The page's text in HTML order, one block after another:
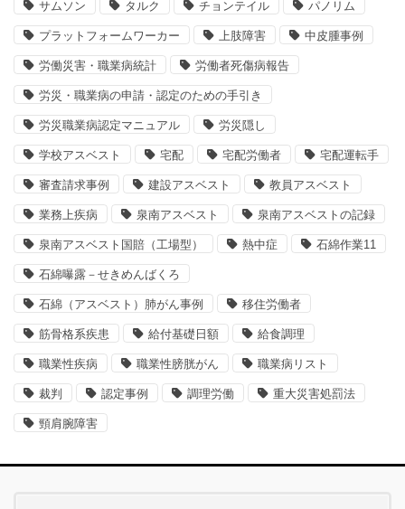
サムソン タルク チョンテイル パノリム
プラットフォームワーカー 上肢障害 中皮腫事例
労働災害・職業病統計 労働者死傷病報告
労災・職業病の申請・認定のための手引き
労災職業病認定マニュアル 労災隠し
学校アスベスト 宅配 宅配労働者 宅配運転手
審査請求事例 建設アスベスト 教員アスベスト
業務上疾病 泉南アスベスト 泉南アスベストの記録
泉南アスベスト国賠（工場型） 熱中症 石綿作業11
石綿曝露－せきめんばくろ
石綿（アスベスト）肺がん事例 移住労働者
筋骨格系疾患 給付基礎日額 給食調理
職業性疾病 職業性膀胱がん 職業病リスト
裁判 認定事例 調理労働 重大災害処罰法
頸肩腕障害